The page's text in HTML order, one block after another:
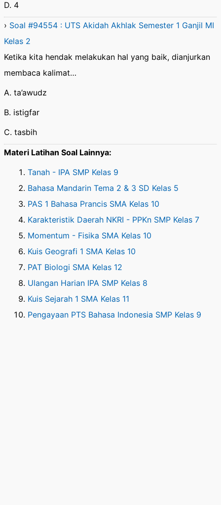
D. 4
› Soal #94554 : UTS Akidah Akhlak Semester 1 Ganjil MI
Kelas 2
Ketika kita hendak melakukan hal yang baik, dianjurkan
membaca kalimat…
A. ta’awudz
B. istigfar
C. tasbih
Materi Latihan Soal Lainnya:
Tanah - IPA SMP Kelas 9
Bahasa Mandarin Tema 2 & 3 SD Kelas 5
PAS 1 Bahasa Prancis SMA Kelas 10
Karakteristik Daerah NKRI - PPKn SMP Kelas 7
Momentum - Fisika SMA Kelas 10
Kuis Geografi 1 SMA Kelas 10
PAT Biologi SMA Kelas 12
Ulangan Harian IPA SMP Kelas 8
Kuis Sejarah 1 SMA Kelas 11
Pengayaan PTS Bahasa Indonesia SMP Kelas 9